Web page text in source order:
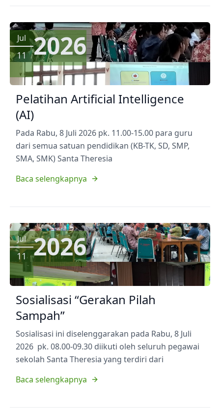
Jul
11 2026
Pelatihan Artificial Intelligence
(AI)
Pada Rabu, 8 Juli 2026 pk. 11.00-15.00 para guru
dari semua satuan pendidikan (KB-TK, SD, SMP,
SMA, SMK) Santa Theresia
Baca selengkapnya
Jul
11 2026
Sosialisasi “Gerakan Pilah
Sampah”
Sosialisasi ini diselenggarakan pada Rabu, 8 Juli
2026 pk. 08.00-09.30 diikuti oleh seluruh pegawai
sekolah Santa Theresia yang terdiri dari
Baca selengkapnya